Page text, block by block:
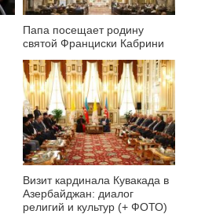
Папа посещает родину
святой Франциски Кабрини
Визит кардинала Кувакада в
Азербайджан: диалог
религий и культур (+ ФОТО)